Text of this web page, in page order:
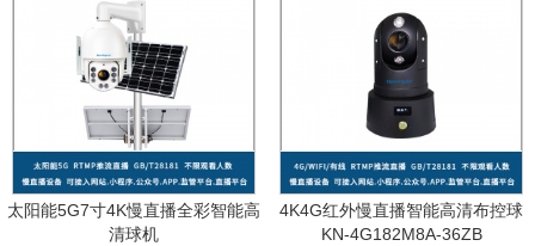
太阳能5G7寸4K慢直播全彩智能高
清球机
4K4G红外慢直播智能高清布控球
KN-4G182M8A-36ZB